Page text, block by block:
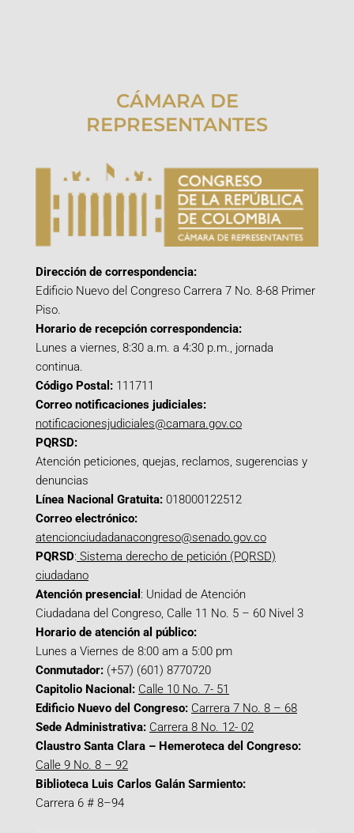
CÁMARA DE
REPRESENTANTES
Dirección de correspondencia:
Edificio Nuevo del Congreso Carrera 7 No. 8-68 Primer
Piso.
Horario de recepción correspondencia:
Lunes a viernes, 8:30 a.m. a 4:30 p.m., jornada
continua.
Código Postal: 111711
Correo notificaciones judiciales:
notificacionesjudiciales@camara.gov.co
PQRSD:
Atención peticiones, quejas, reclamos, sugerencias y
denuncias
Línea Nacional Gratuita: 018000122512
Correo electrónico:
atencionciudadanacongreso@senado.gov.co
PQRSD: Sistema derecho de petición (PQRSD)
ciudadano
Atención presencial : Unidad de Atención
Ciudadana del Congreso, Calle 11 No. 5 – 60 Nivel 3
Horario de atención al público:
Lunes a Viernes de 8:00 am a 5:00 pm
Conmutador: (+57) (601) 8770720
Capitolio Nacional: Calle 10 No. 7- 51
Edificio Nuevo del Congreso: Carrera 7 No. 8 – 68
Sede Administrativa: Carrera 8 No. 12- 02
Claustro Santa Clara – Hemeroteca del Congreso:
Calle 9 No. 8 – 92
Biblioteca Luis Carlos Galán Sarmiento:
Carrera 6 # 8–94